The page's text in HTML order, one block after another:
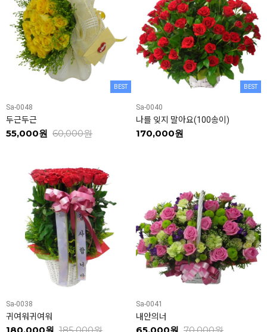
BEST
Sa-0048
두근두근
55,000원 60,000원
BEST
Sa-0040
나를 잊지 말아요(100송이)
170,000원
Sa-0038
귀여워귀여워
Sa-0041
내안의너